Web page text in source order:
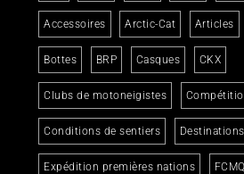
Accessoires Arctic-Cat Articles
Bottes BRP Casques CKX
Clubs de motoneigistes
Conditions de sentiers Destinations
Expédition premières nations FCMQ